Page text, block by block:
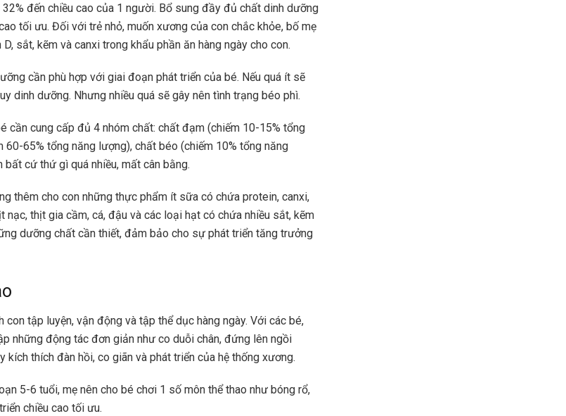
đến chiều cao của 1 người. Bổ sung đầy đủ chất dinh dưỡng
tối ưu. Đối với trẻ nhỏ, muốn xương của con chắc khỏe, bố mẹ
sắt, kẽm và canxi trong khẩu phần ăn hàng ngày cho con.
cần phù hợp với giai đoạn phát triển của bé. Nếu quá ít sẽ
dinh dưỡng. Nhưng nhiều quá sẽ gây nên tình trạng béo phì.
cần cung cấp đủ 4 nhóm chất: chất đạm (chiếm 10-15% tổng
60-65% tổng năng lượng), chất béo (chiếm 10% tổng năng
bất cứ thứ gì quá nhiều, mất cân bằng.
thêm cho con những thực phẩm ít sữa có chứa protein, canxi,
nạc, thịt gia cầm, cá, đậu và các loại hạt có chứa nhiều sắt, kẽm
dưỡng chất cần thiết, đảm bảo cho sự phát triển tăng trưởng
con tập luyện, vận động và tập thể dục hàng ngày. Với các bé,
những động tác đơn giản như co duỗi chân, đứng lên ngồi
kích thích đàn hồi, co giãn và phát triển của hệ thống xương.
5-6 tuổi, mẹ nên cho bé chơi 1 số môn thể thao như bóng rổ,
chiều cao tối ưu.